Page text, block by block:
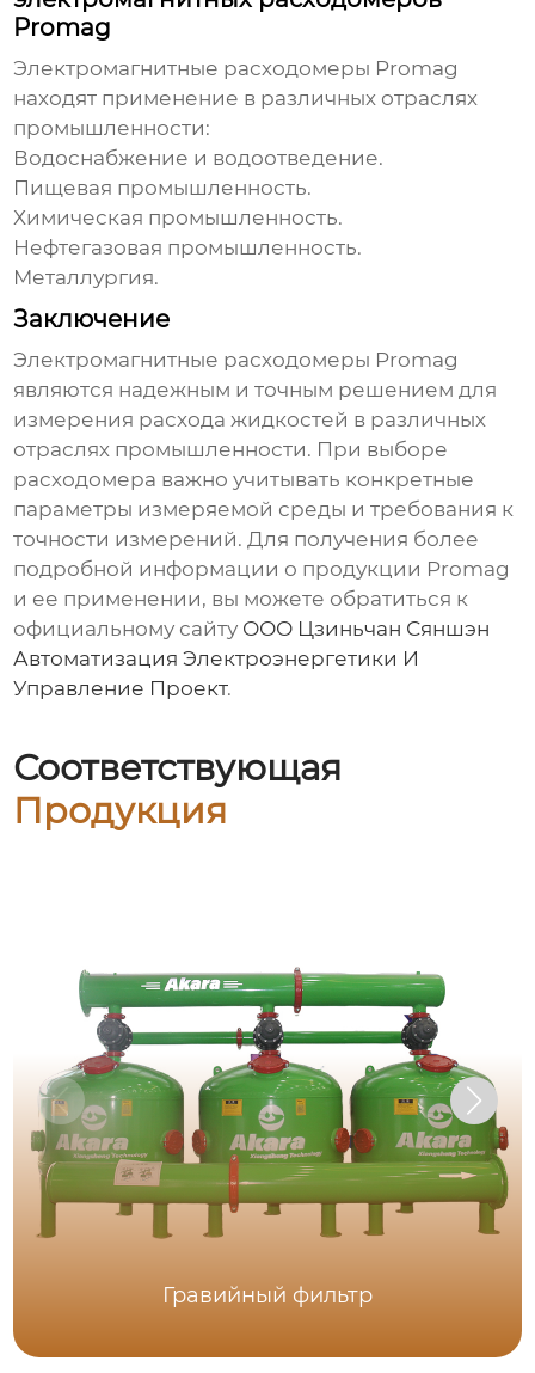
Promag
Электромагнитные расходомеры Promag
находят применение в различных отраслях
промышленности:
Водоснабжение и водоотведение.
Пищевая промышленность.
Химическая промышленность.
Нефтегазовая промышленность.
Металлургия.
Заключение
Электромагнитные расходомеры Promag
являются надежным и точным решением для
измерения расхода жидкостей в различных
отраслях промышленности. При выборе
расходомера важно учитывать конкретные
параметры измеряемой среды и требования к
точности измерений. Для получения более
подробной информации о продукции Promag
и ее применении, вы можете обратиться к
официальному сайту ООО Цзиньчан Сяншэн
Автоматизация Электроэнергетики И
Управление Проект.
Соответствующая
Продукция
Гравийный фильтр